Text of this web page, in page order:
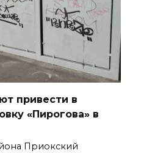
привести в
«Пирогова» в
Приокский